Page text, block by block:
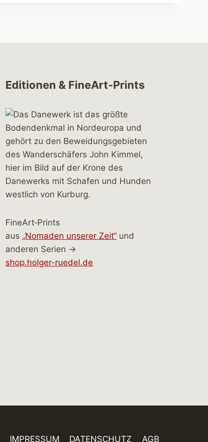
Editionen & FineArt-Prints
FineArt‑Prints
aus „Nomaden unserer Zeit“ und
anderen Serien →
shop.holger-ruedel.de
IMPRESSUM DATENSCHUTZ AGB